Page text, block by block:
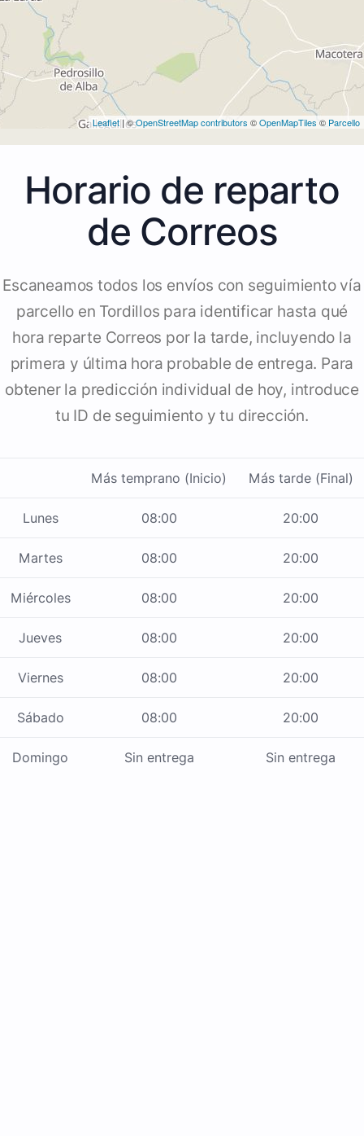
Leaflet| ©OpenStreetMap contributors ©OpenMapTiles © Parcello
Horario de reparto
de Correos
Escaneamos todos los envíos con seguimiento vía
parcello en Tordillos para identificar hasta qué
hora reparte Correos por la tarde, incluyendo la
primera y última hora probable de entrega. Para
obtener la predicción individual de hoy, introduce
tu ID de seguimiento y tu dirección.
Más temprano (Inicio) Más tarde (Final)
Lunes 08:00 20:00
Martes 08:00 20:00
Miércoles 08:00 20:00
Jueves 08:00 20:00
Viernes 08:00 20:00
Sábado 08:00 20:00
Domingo Sin entrega Sin entrega